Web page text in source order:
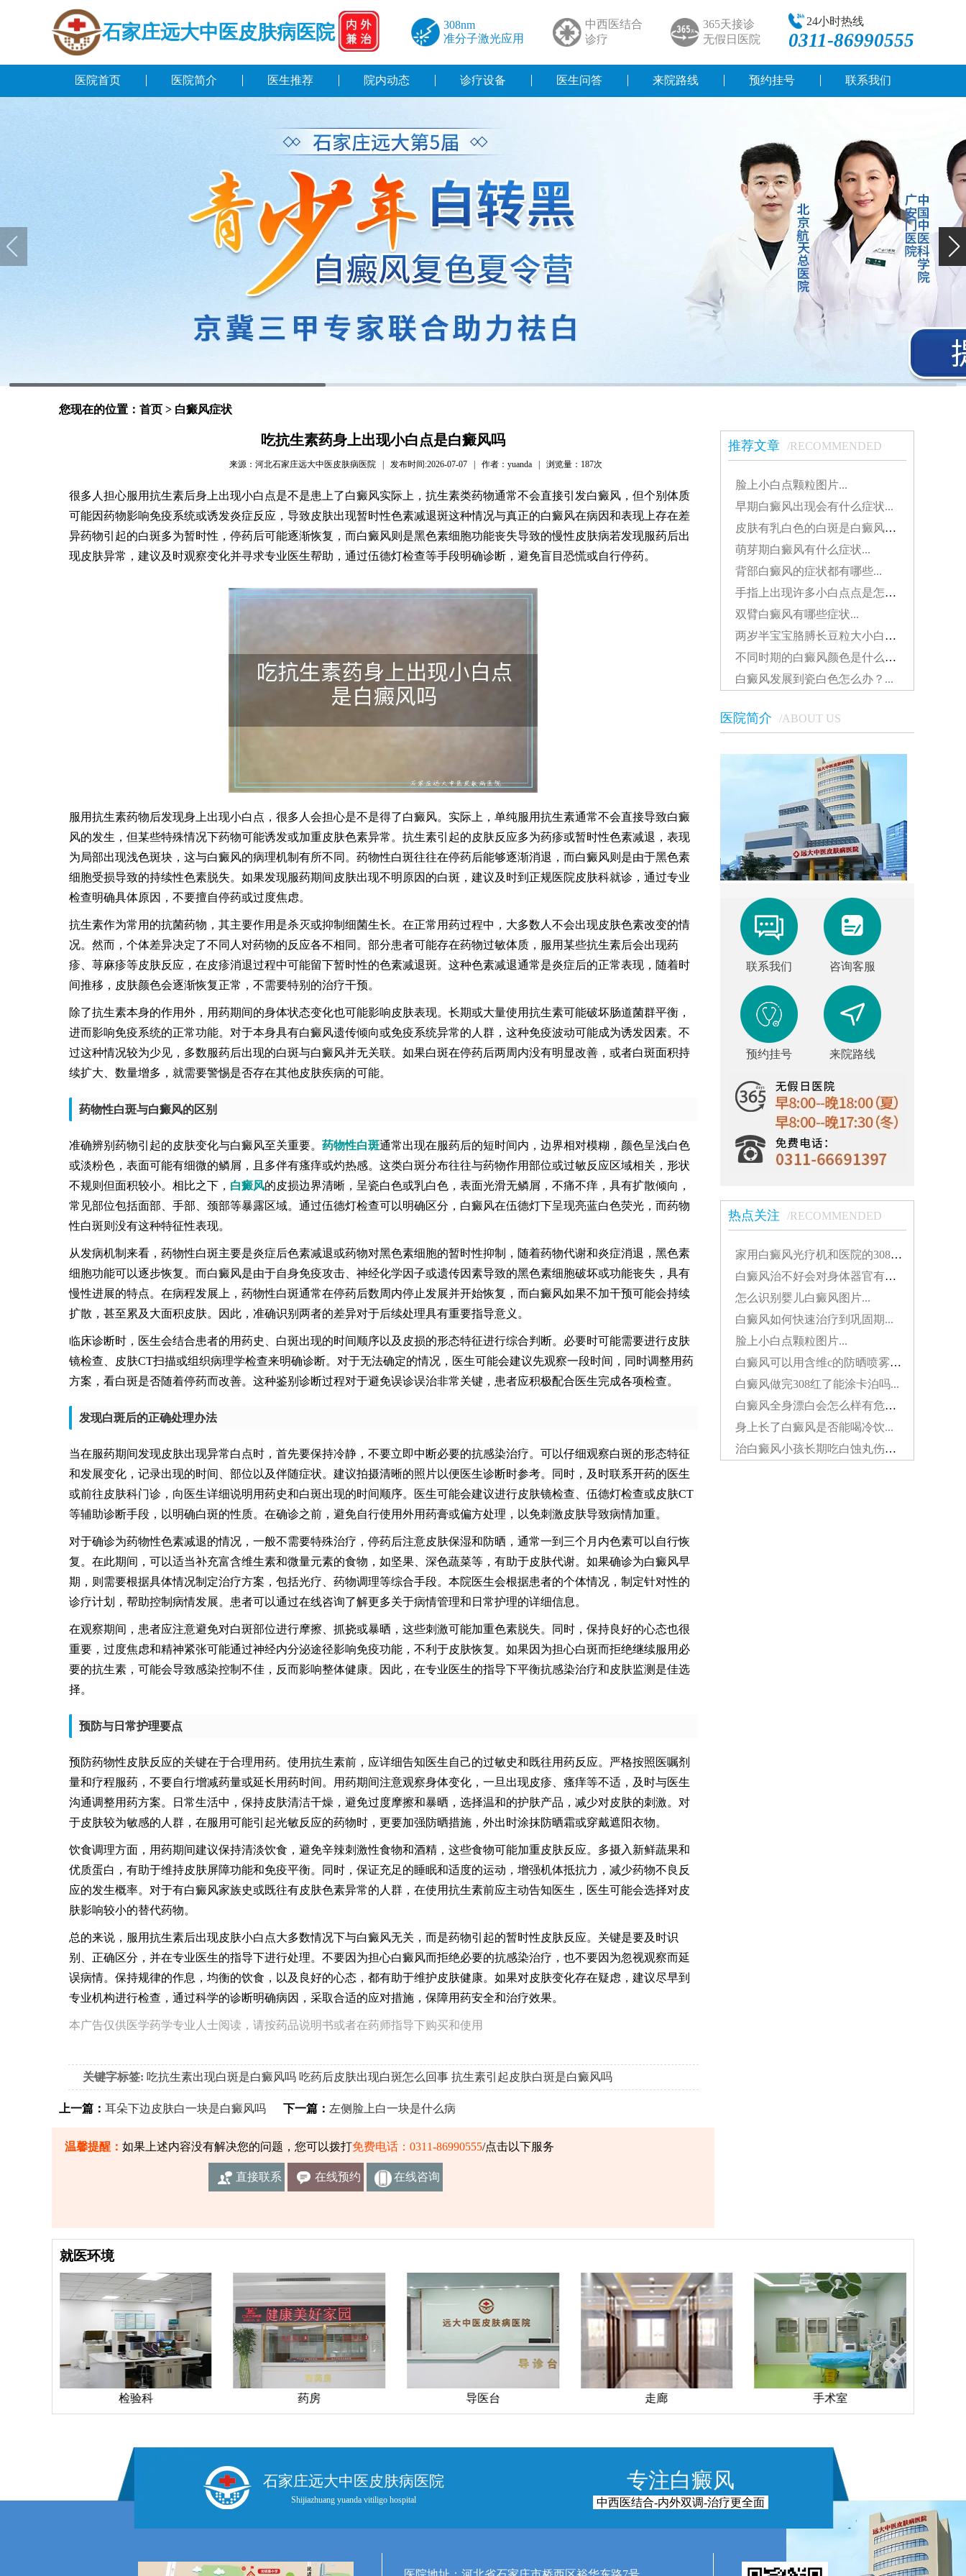
石家庄远大中医皮肤病医院
308nm
准分子激光应用
中西医结合
诊疗
365天接诊
无假日医院
24小时热线
0311-86990555
医院首页 医院简介 医生推荐 院内动态 诊疗设备 医生问答 来院路线 预约挂号 联系我们
您现在的位置： 首页 > 白癜风症状
吃抗生素药身上出现小白点是白癜风吗
来源：河北石家庄远大中医皮肤病医院 | 发布时间:2026-07-07 | 作者：yuanda | 浏览量： 187次
很多人担心服用抗生素后身上出现小白点是不是患上了白癜风实际上，抗生素类药物通常不会直接引发白癜风，但个别体质
可能因药物影响免疫系统或诱发炎症反应，导致皮肤出现暂时性色素减退斑这种情况与真正的白癜风在病因和表现上存在差
异药物引起的白斑多为暂时性，停药后可能逐渐恢复，而白癜风则是黑色素细胞功能丧失导致的慢性皮肤病若发现服药后出
现皮肤异常，建议及时观察变化并寻求专业医生帮助，通过伍德灯检查等手段明确诊断，避免盲目恐慌或自行停药。
服用抗生素药物后发现身上出现小白点，很多人会担心是不是得了白癜风。实际上，单纯服用抗生素通常不会直接导致白癜
风的发生，但某些特殊情况下药物可能诱发或加重皮肤色素异常。抗生素引起的皮肤反应多为药疹或暂时性色素减退，表现
为局部出现浅色斑块，这与白癜风的病理机制有所不同。药物性白斑往往在停药后能够逐渐消退，而白癜风则是由于黑色素
细胞受损导致的持续性色素脱失。如果发现服药期间皮肤出现不明原因的白斑，建议及时到正规医院皮肤科就诊，通过专业
检查明确具体原因，不要擅自停药或过度焦虑。
抗生素作为常用的抗菌药物，其主要作用是杀灭或抑制细菌生长。在正常用药过程中，大多数人不会出现皮肤色素改变的情
况。然而，个体差异决定了不同人对药物的反应各不相同。部分患者可能存在药物过敏体质，服用某些抗生素后会出现药
疹、荨麻疹等皮肤反应，在皮疹消退过程中可能留下暂时性的色素减退斑。这种色素减退通常是炎症后的正常表现，随着时
间推移，皮肤颜色会逐渐恢复正常，不需要特别的治疗干预。
除了抗生素本身的作用外，用药期间的身体状态变化也可能影响皮肤表现。长期或大量使用抗生素可能破坏肠道菌群平衡，
进而影响免疫系统的正常功能。对于本身具有白癜风遗传倾向或免疫系统异常的人群，这种免疫波动可能成为诱发因素。不
过这种情况较为少见，多数服药后出现的白斑与白癜风并无关联。如果白斑在停药后两周内没有明显改善，或者白斑面积持
续扩大、数量增多，就需要警惕是否存在其他皮肤疾病的可能。
药物性白斑与白癜风的区别
准确辨别药物引起的皮肤变化与白癜风至关重要。 药物性白斑通常出现在服药后的短时间内，边界相对模糊，颜色呈浅白色
或淡粉色，表面可能有细微的鳞屑，且多伴有瘙痒或灼热感。这类白斑分布往往与药物作用部位或过敏反应区域相关，形状
不规则但面积较小。相比之下， 白癜风的皮损边界清晰，呈瓷白色或乳白色，表面光滑无鳞屑，不痛不痒，具有扩散倾向，
常见部位包括面部、手部、颈部等暴露区域。通过伍德灯检查可以明确区分，白癜风在伍德灯下呈现亮蓝白色荧光，而药物
性白斑则没有这种特征性表现。
从发病机制来看，药物性白斑主要是炎症后色素减退或药物对黑色素细胞的暂时性抑制，随着药物代谢和炎症消退，黑色素
细胞功能可以逐步恢复。而白癜风是由于自身免疫攻击、神经化学因子或遗传因素导致的黑色素细胞破坏或功能丧失，具有
慢性进展的特点。在病程发展上，药物性白斑通常在停药后数周内停止发展并开始恢复，而白癜风如果不加干预可能会持续
扩散，甚至累及大面积皮肤。因此，准确识别两者的差异对于后续处理具有重要指导意义。
临床诊断时，医生会结合患者的用药史、白斑出现的时间顺序以及皮损的形态特征进行综合判断。必要时可能需要进行皮肤
镜检查、皮肤CT扫描或组织病理学检查来明确诊断。对于无法确定的情况，医生可能会建议先观察一段时间，同时调整用药
方案，看白斑是否随着停药而改善。这种鉴别诊断过程对于避免误诊误治非常关键，患者应积极配合医生完成各项检查。
发现白斑后的正确处理办法
当在服药期间发现皮肤出现异常白点时，首先要保持冷静，不要立即中断必要的抗感染治疗。可以仔细观察白斑的形态特征
和发展变化，记录出现的时间、部位以及伴随症状。建议拍摄清晰的照片以便医生诊断时参考。同时，及时联系开药的医生
或前往皮肤科门诊，向医生详细说明用药史和白斑出现的时间顺序。医生可能会建议进行皮肤镜检查、伍德灯检查或皮肤CT
等辅助诊断手段，以明确白斑的性质。在确诊之前，避免自行使用外用药膏或偏方处理，以免刺激皮肤导致病情加重。
对于确诊为药物性色素减退的情况，一般不需要特殊治疗，停药后注意皮肤保湿和防晒，通常一到三个月内色素可以自行恢
复。在此期间，可以适当补充富含维生素和微量元素的食物，如坚果、深色蔬菜等，有助于皮肤代谢。如果确诊为白癜风早
期，则需要根据具体情况制定治疗方案，包括光疗、药物调理等综合手段。本院医生会根据患者的个体情况，制定针对性的
诊疗计划，帮助控制病情发展。患者可以通过在线咨询了解更多关于病情管理和日常护理的详细信息。
在观察期间，患者应注意避免对白斑部位进行摩擦、抓挠或暴晒，这些刺激可能加重色素脱失。同时，保持良好的心态也很
重要，过度焦虑和精神紧张可能通过神经内分泌途径影响免疫功能，不利于皮肤恢复。如果因为担心白斑而拒绝继续服用必
要的抗生素，可能会导致感染控制不佳，反而影响整体健康。因此，在专业医生的指导下平衡抗感染治疗和皮肤监测是佳选
择。
预防与日常护理要点
预防药物性皮肤反应的关键在于合理用药。使用抗生素前，应详细告知医生自己的过敏史和既往用药反应。严格按照医嘱剂
量和疗程服药，不要自行增减药量或延长用药时间。用药期间注意观察身体变化，一旦出现皮疹、瘙痒等不适，及时与医生
沟通调整用药方案。日常生活中，保持皮肤清洁干燥，避免过度摩擦和暴晒，选择温和的护肤产品，减少对皮肤的刺激。对
于皮肤较为敏感的人群，在服用可能引起光敏反应的药物时，更要加强防晒措施，外出时涂抹防晒霜或穿戴遮阳衣物。
饮食调理方面，用药期间建议保持清淡饮食，避免辛辣刺激性食物和酒精，这些食物可能加重皮肤反应。多摄入新鲜蔬果和
优质蛋白，有助于维持皮肤屏障功能和免疫平衡。同时，保证充足的睡眠和适度的运动，增强机体抵抗力，减少药物不良反
应的发生概率。对于有白癜风家族史或既往有皮肤色素异常的人群，在使用抗生素前应主动告知医生，医生可能会选择对皮
肤影响较小的替代药物。
总的来说，服用抗生素后出现皮肤小白点大多数情况下与白癜风无关，而是药物引起的暂时性皮肤反应。关键是要及时识
别、正确区分，并在专业医生的指导下进行处理。不要因为担心白癜风而拒绝必要的抗感染治疗，也不要因为忽视观察而延
误病情。保持规律的作息，均衡的饮食，以及良好的心态，都有助于维护皮肤健康。如果对皮肤变化存在疑虑，建议尽早到
专业机构进行检查，通过科学的诊断明确病因，采取合适的应对措施，保障用药安全和治疗效果。
本广告仅供医学药学专业人士阅读，请按药品说明书或者在药师指导下购买和使用
关键字标签: 吃抗生素出现白斑是白癜风吗 吃药后皮肤出现白斑怎么回事 抗生素引起皮肤白斑是白癜风吗
上一篇： 耳朵下边皮肤白一块是白癜风吗 下一篇： 左侧脸上白一块是什么病
温馨提醒：如果上述内容没有解决您的问题，您可以拨打免费电话：0311-86990555/点击以下服务
直接联系 在线预约 在线咨询
推荐文章 /RECOMMENDED
脸上小白点颗粒图片...
早期白癜风出现会有什么症状...
皮肤有乳白色的白斑是白癜风吗？...
萌芽期白癜风有什么症状...
背部白癜风的症状都有哪些...
手指上出现许多小白点点是怎么了...
双臂白癜风有哪些症状...
两岁半宝宝胳膊长豆粒大小白斑是怎么了...
不同时期的白癜风颜色是什么样的...
白癜风发展到瓷白色怎么办？...
医院简介 /ABOUT US
联系我们 咨询客服
预约挂号 来院路线
热点关注 /RECOMMENDED
家用白癜风光疗机和医院的308有什么不同...
白癜风治不好会对身体器官有影响吗...
怎么识别婴儿白癜风图片...
白癜风如何快速治疗到巩固期...
脸上小白点颗粒图片...
白癜风可以用含维c的防晒喷雾吗...
白癜风做完308红了能涂卡泊吗...
白癜风全身漂白会怎么样有危害吗...
身上长了白癜风是否能喝冷饮...
治白癜风小孩长期吃白蚀丸伤肝吗...
就医环境
检验科 药房 导医台 走廊 手术室
石家庄远大中医皮肤病医院
Shijiazhuang yuanda vitiligo hospital
专注白癜风
中西医结合-内外双调-治疗更全面